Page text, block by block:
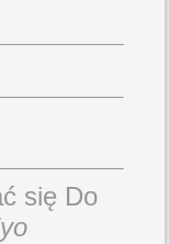
się Do